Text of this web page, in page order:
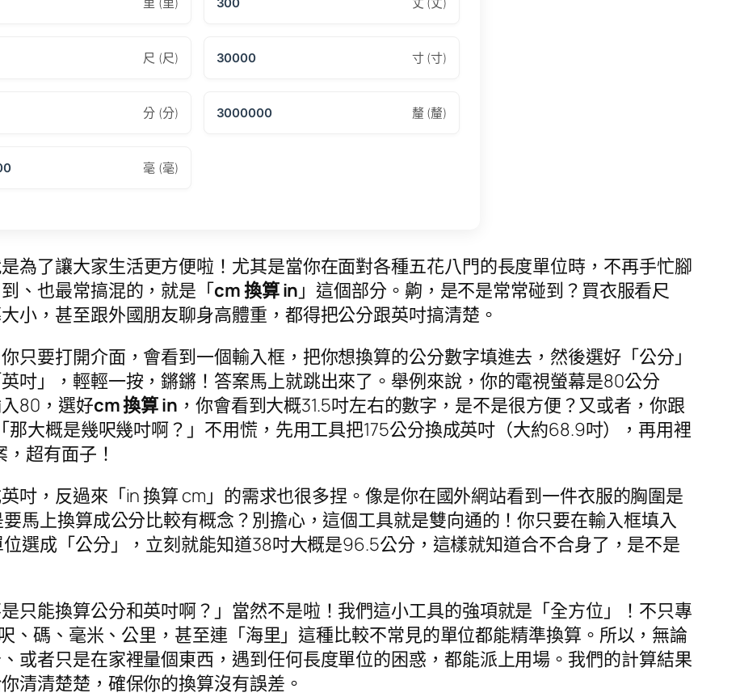
里 (里) 300 丈 (丈)
尺 (尺) 30000 寸 (寸)
分 (分) 3000000 釐 (釐)
毫 (毫)
為了讓大家生活更方便啦！尤其是當你在面對各種五花八門的長度單位時，不再手忙腳
、也最常搞混的，就是「cm 換算 in 」這個部分。齁，是不是常常碰到？買衣服看尺
小，甚至跟外國朋友聊身高體重，都得把公分跟英吋搞清楚。
只要打開介面，會看到一個輸入框，把你想換算的公分數字填進去，然後選好「公分」
吋」，輕輕一按，鏘鏘！答案馬上就跳出來了。舉例來說，你的電視螢幕是80公分
80，選好cm 換算 in ，你會看到大概31.5吋左右的數字，是不是很方便？又或者，你跟
那大概是幾呎幾吋啊？」不用慌，先用工具把175公分換成英吋（大約68.9吋），再用裡
超有面子！
吋，反過來「in 換算 cm」的需求也很多捏。像是你在國外網站看到一件衣服的胸圍是
馬上換算成公分比較有概念？別擔心，這個工具就是雙向通的！你只要在輸入框填入
選成「公分」，立刻就能知道38吋大概是96.5公分，這樣就知道合不合身了，是不是
只能換算公分和英吋啊？」當然不是啦！我們這小工具的強項就是「全方位」！不只專
、碼、毫米、公里，甚至連「海里」這種比較不常見的單位都能精準換算。所以，無論
或者只是在家裡量個東西，遇到任何長度單位的困惑，都能派上用場。我們的計算結果
清清楚楚，確保你的換算沒有誤差。